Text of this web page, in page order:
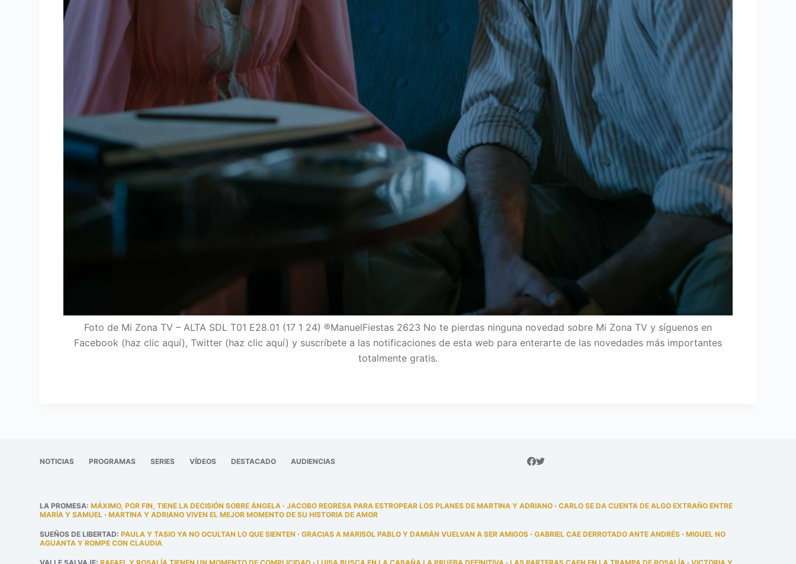
Foto de Mi Zona TV – ALTA SDL T01 E28.01 (17 1 24) ®ManuelFiestas 2623 No te pierdas ninguna novedad sobre Mi Zona TV y síguenos en
Facebook (haz clic aquí), Twitter (haz clic aquí) y suscríbete a las notificaciones de esta web para enterarte de las novedades más importantes
totalmente gratis.
NOTICIAS PROGRAMAS SERIES VÍDEOS DESTACADO AUDIENCIAS
LA PROMESA:MÁXIMO, POR FIN, TIENE LA DECISIÓN SOBRE ÁNGELA ·JACOBO REGRESA PARA ESTROPEAR LOS PLANES DE MARTINA Y ADRIANO ·CARLO SE DA CUENTA DE ALGO EXTRAÑO ENTRE
MARÍA Y SAMUEL ·MARTINA Y ADRIANO VIVEN EL MEJOR MOMENTO DE SU HISTORIA DE AMOR
SUEÑOS DE LIBERTAD:PAULA Y TASIO YA NO OCULTAN LO QUE SIENTEN ·GRACIAS A MARISOL PABLO Y DAMIÁN VUELVAN A SER AMIGOS ·GABRIEL CAE DERROTADO ANTE ANDRÉS ·MIGUEL NO
AGUANTA Y ROMPE CON CLAUDIA